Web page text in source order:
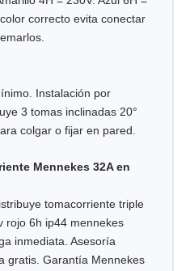
correcto evita conectar
Instalación por
3 tomas inclinadas 20°
colgar o fijar en pared.
Mennekes 32A en
tomacorriente triple
rojo 6h ip44 mennekes
inmediata. Asesoría
gratis. Garantía Mennekes